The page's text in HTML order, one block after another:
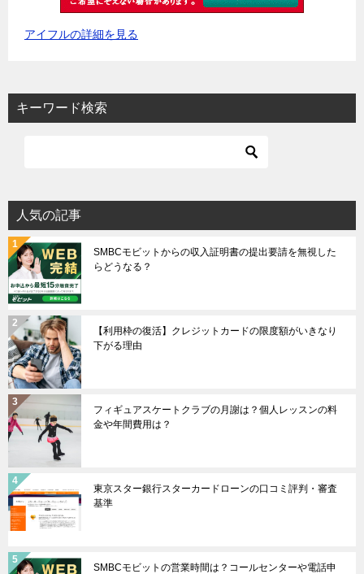
アイフルの詳細を見る
キーワード検索
人気の記事
SMBCモビットからの収入証明書の提出要請を無視した
らどうなる？
【利用枠の復活】クレジットカードの限度額がいきなり
下がる理由
フィギュアスケートクラブの月謝は？個人レッスンの料
金や年間費用は？
東京スター銀行スターカードローンの口コミ評判・審査
基準
SMBCモビットの営業時間は？コールセンターや電話申